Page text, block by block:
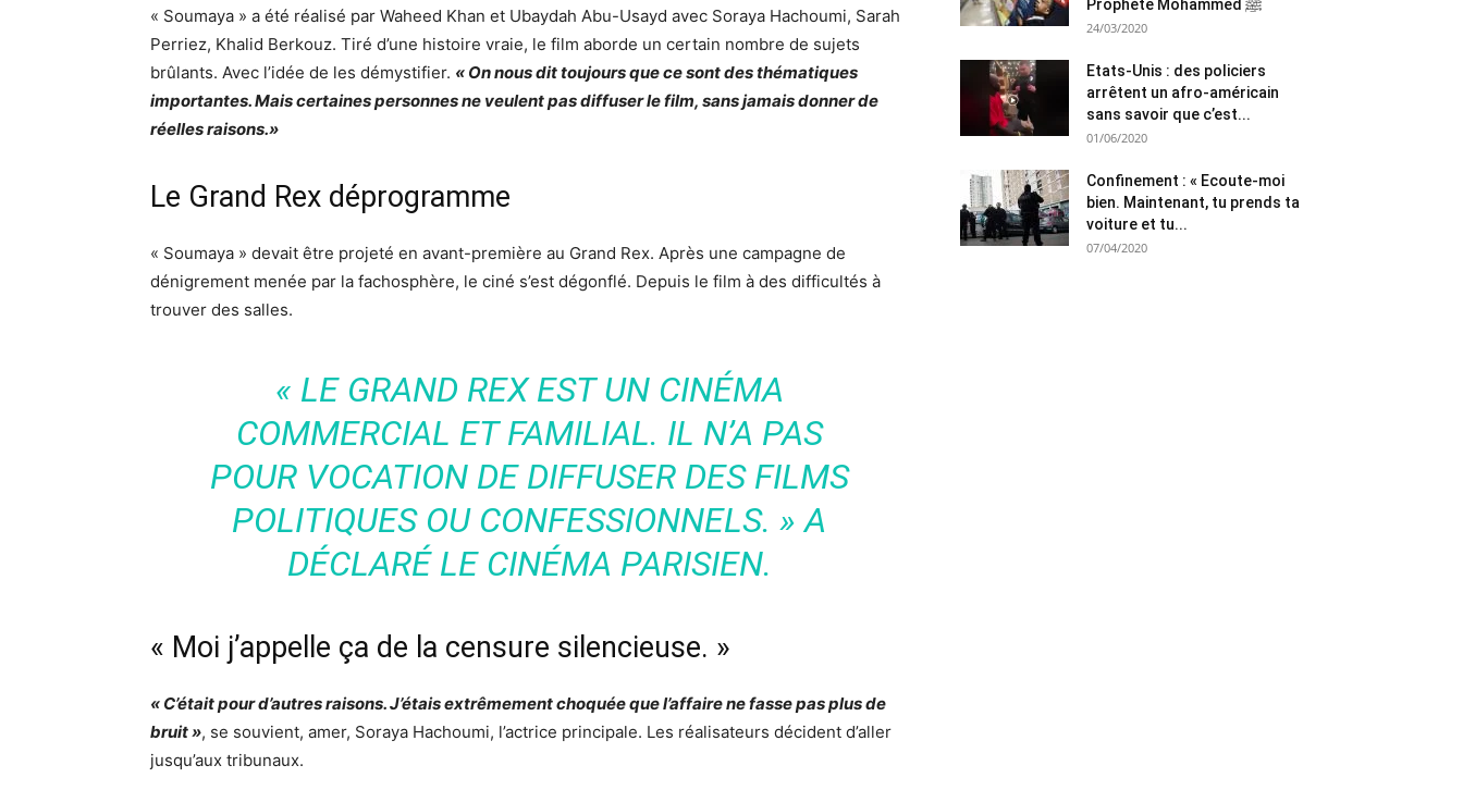
« Soumaya » a été réalisé par Waheed Khan et Ubaydah Abu-Usayd avec Soraya Hachoumi, Sarah
Perriez, Khalid Berkouz. Tiré d’une histoire vraie, le film aborde un certain nombre de sujets
brûlants. Avec l’idée de les démystifier. « On nous dit toujours que ce sont des thématiques
importantes. Mais certaines personnes ne veulent pas diffuser le film, sans jamais donner de
réelles raisons.»
Le Grand Rex déprogramme
« Soumaya » devait être projeté en avant-première au Grand Rex. Après une campagne de
dénigrement menée par la fachosphère, le ciné s’est dégonflé. Depuis le film à des difficultés à
trouver des salles.
« LE GRAND REX EST UN CINÉMA
COMMERCIAL ET FAMILIAL. IL N’A PAS
POUR VOCATION DE DIFFUSER DES FILMS
POLITIQUES OU CONFESSIONNELS. » A
DÉCLARÉ LE CINÉMA PARISIEN.
« Moi j’appelle ça de la censure silencieuse. »
« C’était pour d’autres raisons. J’étais extrêmement choquée que l’affaire ne fasse pas plus de
bruit », se souvient, amer, Soraya Hachoumi, l’actrice principale. Les réalisateurs décident d’aller
jusqu’aux tribunaux.
Prophète Mohammed ﷺ
24/03/2020
Etats-Unis : des policiers
arrêtent un afro-américain
sans savoir que c’est...
01/06/2020
Confinement : « Ecoute-moi
bien. Maintenant, tu prends ta
voiture et tu...
07/04/2020